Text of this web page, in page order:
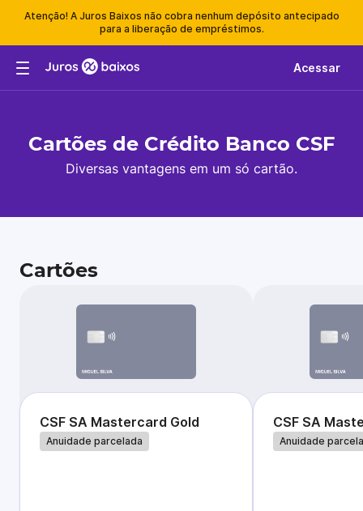
Atenção! A Juros Baixos não cobra nenhum depósito antecipado
para a liberação de empréstimos.
Acessar
Cartões de Crédito Banco CSF
Diversas vantagens em um só cartão.
Cartões
CSF SA Mastercard Gold
Anuidade parcelada
CSF SA
Anuidade